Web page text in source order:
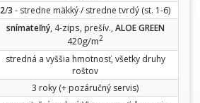
2/3 - stredne mäkký / stredne tvrdý (st. 1-6)
snímateľný, 4-zips, prešív., ALOE GREEN
420g/m2
stredná a vyššia hmotnosť, všetky druhy
roštov
3 roky (+ pozáručný servis)